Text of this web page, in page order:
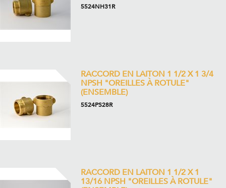
5524NH31R
RACCORD EN LAITON 1 1/2 X 1 3/4
NPSH "OREILLES À ROTULE"
(ENSEMBLE)
5524PS28R
RACCORD EN LAITON 1 1/2 X 1
13/16 NPSH "OREILLES À ROTULE"